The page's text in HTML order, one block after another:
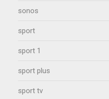
sonos
sport
sport 1
sport plus
sport tv